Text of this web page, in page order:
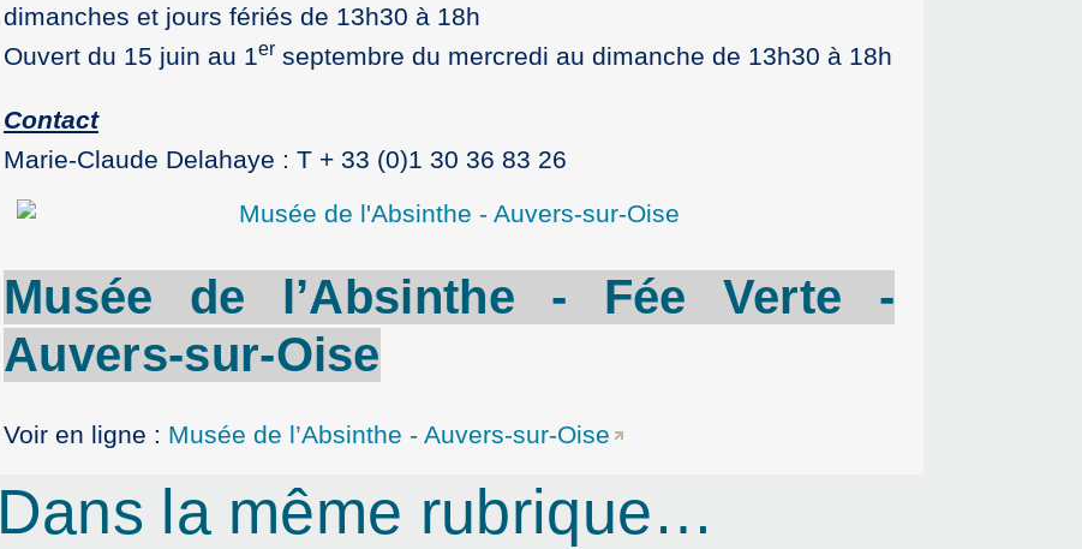
dimanches et jours fériés de 13h30 à 18h
Ouvert du 15 juin au 1 er septembre du mercredi au dimanche de 13h30 à 18h
Contact
Marie-Claude Delahaye : T + 33 (0)1 30 36 83 26
Musée de l’Absinthe - Fée Verte -
Auvers-sur-Oise
Voir en ligne : Musée de l’Absinthe - Auvers-sur-Oise
Dans la même rubrique…